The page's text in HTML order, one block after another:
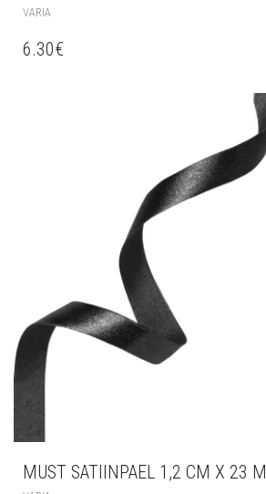
VARIA
6.30€
MUST SATIINPAEL 1,2 CM X 23 M